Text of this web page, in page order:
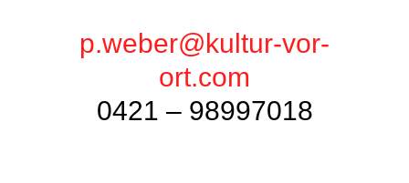
p.weber@kultur-vor-
ort.com
0421 – 98997018